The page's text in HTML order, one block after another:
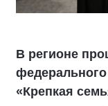
В регионе
федерального
«Крепкая